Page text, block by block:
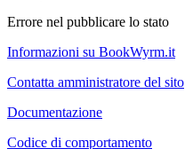
Errore nel pubblicare lo stato
Informazioni su BookWyrm.it
Contatta amministratore del sito
Documentazione
Codice di comportamento